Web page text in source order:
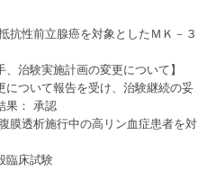
抗性前立腺癌を対象としたＭＫ－３
、治験実施計画の変更について】
について報告を受け、治験継続の妥
果： 承認
膜透析施行中の高リン血症患者を対
臨床試験